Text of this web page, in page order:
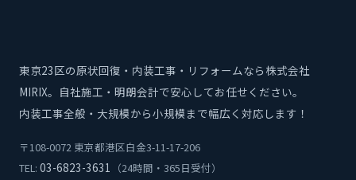
東京23区の原状回復・内装工事・リフォームなら株式会社
MIRIX。自社施工・明朗会計で安心してお任せください。
内装工事全般・大規模から小規模まで幅広く対応します！
〒108-0072 東京都港区白金3-11-17-206
TEL: 03-6823-3631 （24時間・365日受付）